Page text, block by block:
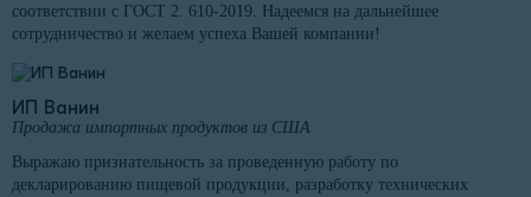
соответствии с ГОСТ 2. 610-2019. Надеемся на дальнейшее
сотрудничество и желаем успеха Вашей компании!
ИП Ванин
Продажа импортных продуктов из США
Выражаю признательность за проведенную работу по
декларированию пищевой продукции, разработку технических